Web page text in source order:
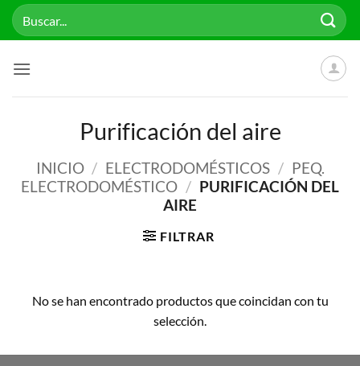
Saltar
Buscar
por:
Purificación del aire
INICIO / ELECTRODOMÉSTICOS / PEQ.
ELECTRODOMÉSTICO / PURIFICACIÓN DEL
AIRE
FILTRAR
No se han encontrado productos que coincidan con tu
selección.